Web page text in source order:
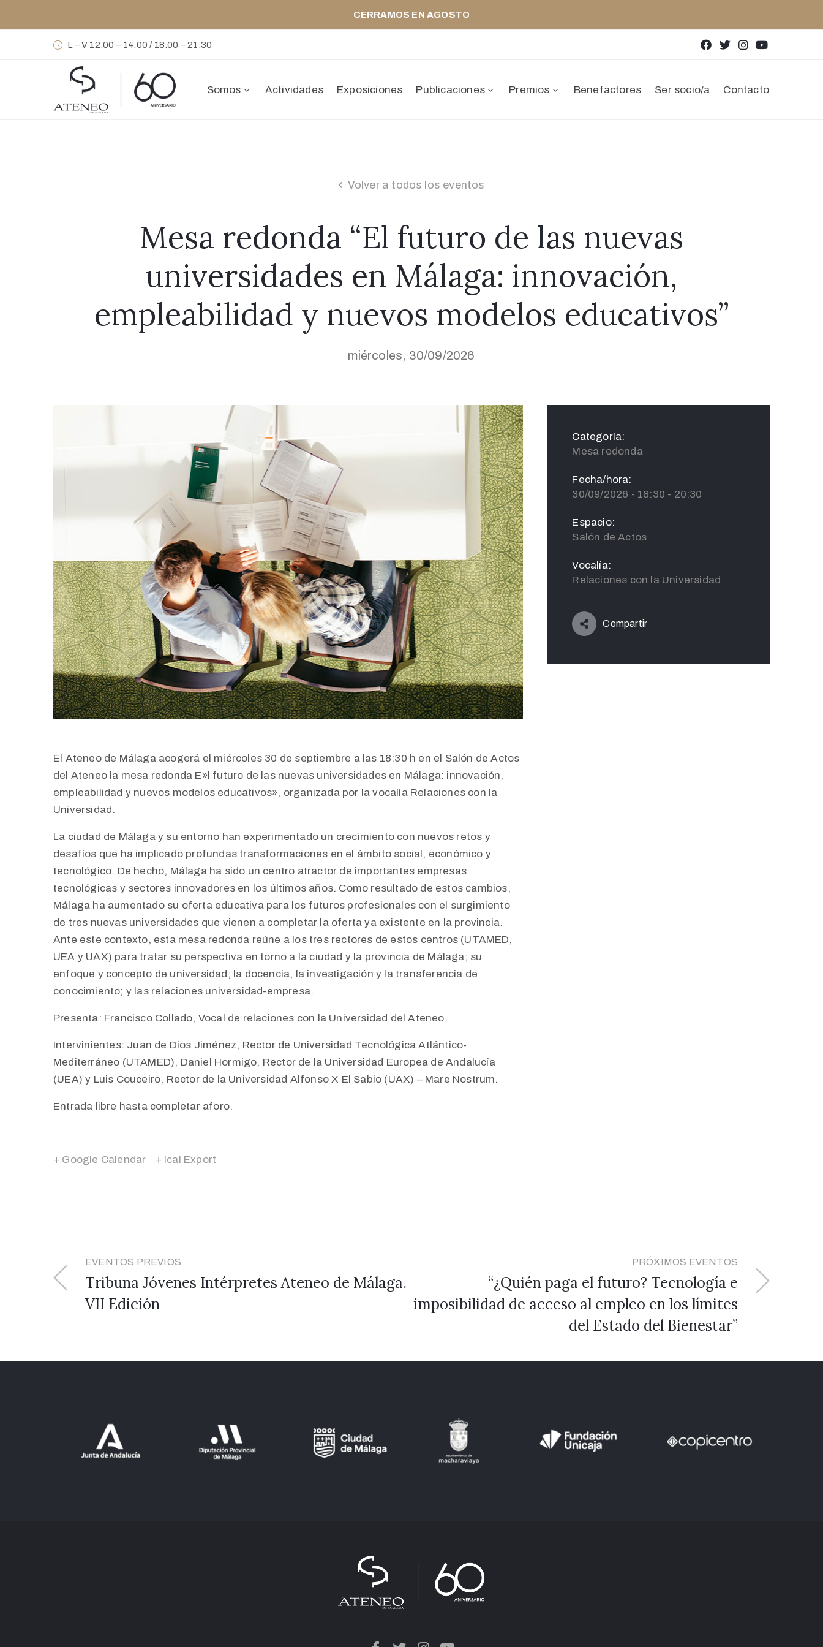
CERRAMOS EN AGOSTO
L – V 12.00 – 14.00 / 18.00 – 21.30
Somos Actividades Exposiciones Publicaciones Premios Benefactores Ser socio/a Contacto
Volver a todos los eventos
Mesa redonda “El futuro de las nuevas
universidades en Málaga: innovación,
empleabilidad y nuevos modelos educativos”
miércoles, 30/09/2026
El Ateneo de Málaga acogerá el miércoles 30 de septiembre a las 18:30 h en el Salón de Actos
del Ateneo la mesa redonda E»l futuro de las nuevas universidades en Málaga: innovación,
empleabilidad y nuevos modelos educativos», organizada por la vocalía Relaciones con la
Universidad.
La ciudad de Málaga y su entorno han experimentado un crecimiento con nuevos retos y
desafíos que ha implicado profundas transformaciones en el ámbito social, económico y
tecnológico. De hecho, Málaga ha sido un centro atractor de importantes empresas
tecnológicas y sectores innovadores en los últimos años. Como resultado de estos cambios,
Málaga ha aumentado su oferta educativa para los futuros profesionales con el surgimiento
de tres nuevas universidades que vienen a completar la oferta ya existente en la provincia.
Ante este contexto, esta mesa redonda reúne a los tres rectores de estos centros (UTAMED,
UEA y UAX) para tratar su perspectiva en torno a la ciudad y la provincia de Málaga; su
enfoque y concepto de universidad; la docencia, la investigación y la transferencia de
conocimiento; y las relaciones universidad-empresa.
Presenta: Francisco Collado, Vocal de relaciones con la Universidad del Ateneo.
Intervinientes: Juan de Dios Jiménez, Rector de Universidad Tecnológica Atlántico-
Mediterráneo (UTAMED), Daniel Hormigo, Rector de la Universidad Europea de Andalucía
(UEA) y Luis Couceiro, Rector de la Universidad Alfonso X El Sabio (UAX) – Mare Nostrum.
Entrada libre hasta completar aforo.
+ Google Calendar + Ical Export
Categoría:
Mesa redonda
Fecha/hora:
30/09/2026 - 18:30 - 20:30
Espacio:
Salón de Actos
Vocalía:
Relaciones con la Universidad
Compartir
EVENTOS PREVIOS
Tribuna Jóvenes Intérpretes Ateneo de Málaga.
VII Edición
PRÓXIMOS EVENTOS
“¿Quién paga el futuro? Tecnología e
imposibilidad de acceso al empleo en los límites
del Estado del Bienestar”